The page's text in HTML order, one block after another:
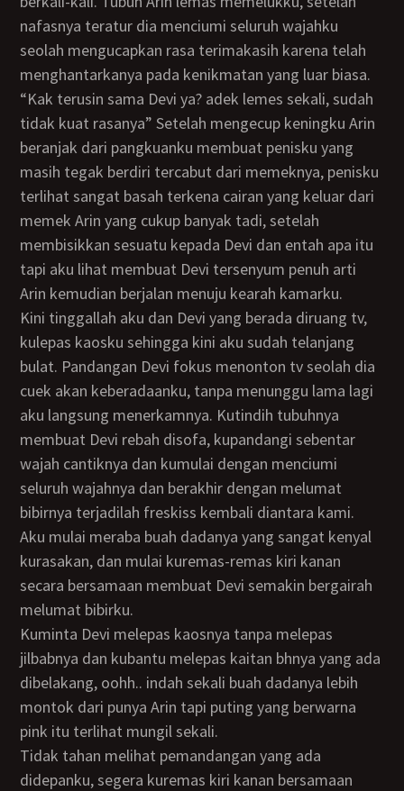
nafasnya teratur dia menciumi seluruh wajahku
seolah mengucapkan rasa terimakasih karena telah
menghantarkanya pada kenikmatan yang luar biasa.
“kak terusin sama Devi ya? adek lemes sekali, sudah
tidak kuat rasanya” Setelah mengecup keningku Arin
beranjak dari pangkuanku membuat penisku yang
masih tegak berdiri tercabut dari memeknya, penisku
terlihat sangat basah terkena cairan yang keluar dari
memek Arin yang cukup banyak tadi, setelah
membisikkan sesuatu kepada Devi dan entah apa itu
tapi aku lihat membuat Devi tersenyum penuh arti
Arin kemudian berjalan menuju kearah kamarku.
Kini tinggallah aku dan Devi yang berada diruang tv,
kulepas kaosku sehingga kini aku sudah telanjang
bulat. Pandangan Devi fokus menonton tv seolah dia
cuek akan keberadaanku, tanpa menunggu lama lagi
aku langsung menerkamnya. Kutindih tubuhnya
membuat Devi rebah disofa, kupandangi sebentar
wajah cantiknya dan kumulai dengan menciumi
seluruh wajahnya dan berakhir dengan melumat
bibirnya terjadilah freskiss kembali diantara kami.
Aku mulai meraba buah dadanya yang sangat kenyal
kurasakan, dan mulai kuremas-remas kiri kanan
secara bersamaan membuat Devi semakin bergairah
melumat bibirku.
Kuminta Devi melepas kaosnya tanpa melepas
jilbabnya dan kubantu melepas kaitan bhnya yang ada
dibelakang, oohh.. indah sekali buah dadanya lebih
montok dari punya Arin tapi puting yang berwarna
pink itu terlihat mungil sekali.
Tidak tahan melihat pemandangan yang ada
didepanku, segera kuremas kiri kanan bersamaan